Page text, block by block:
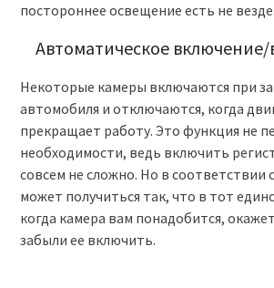
постороннее освещение есть не везде.
Автоматическое
Некоторые камеры включаются при
автомобиля и отключаются, когда
прекращает работу. Это функция не
необходимости, ведь включить
совсем не сложно. Но в соответствии
может получиться так, что в тот
когда камера вам понадобится,
забыли ее включить.